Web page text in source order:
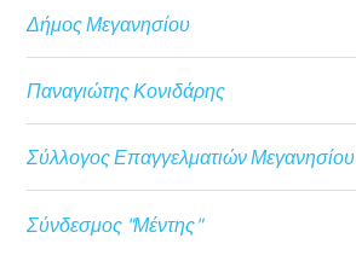
Δήμος Μεγανησίου
Παναγιώτης Κονιδάρης
Σύλλογος Επαγγελματιών Μεγανησίου
Σύνδεσμος "Μέντης"